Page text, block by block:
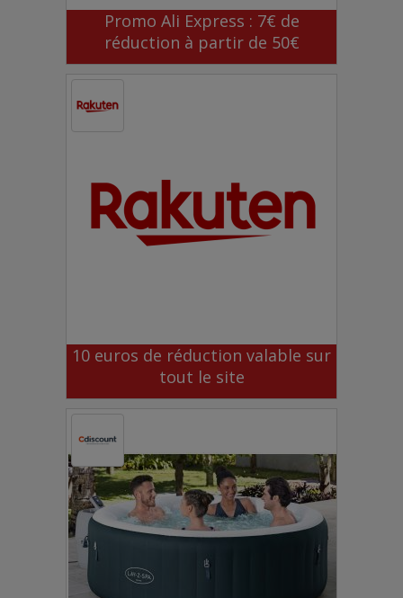
Promo Ali Express : 7€ de
réduction à partir de 50€
10 euros de réduction valable sur
tout le site